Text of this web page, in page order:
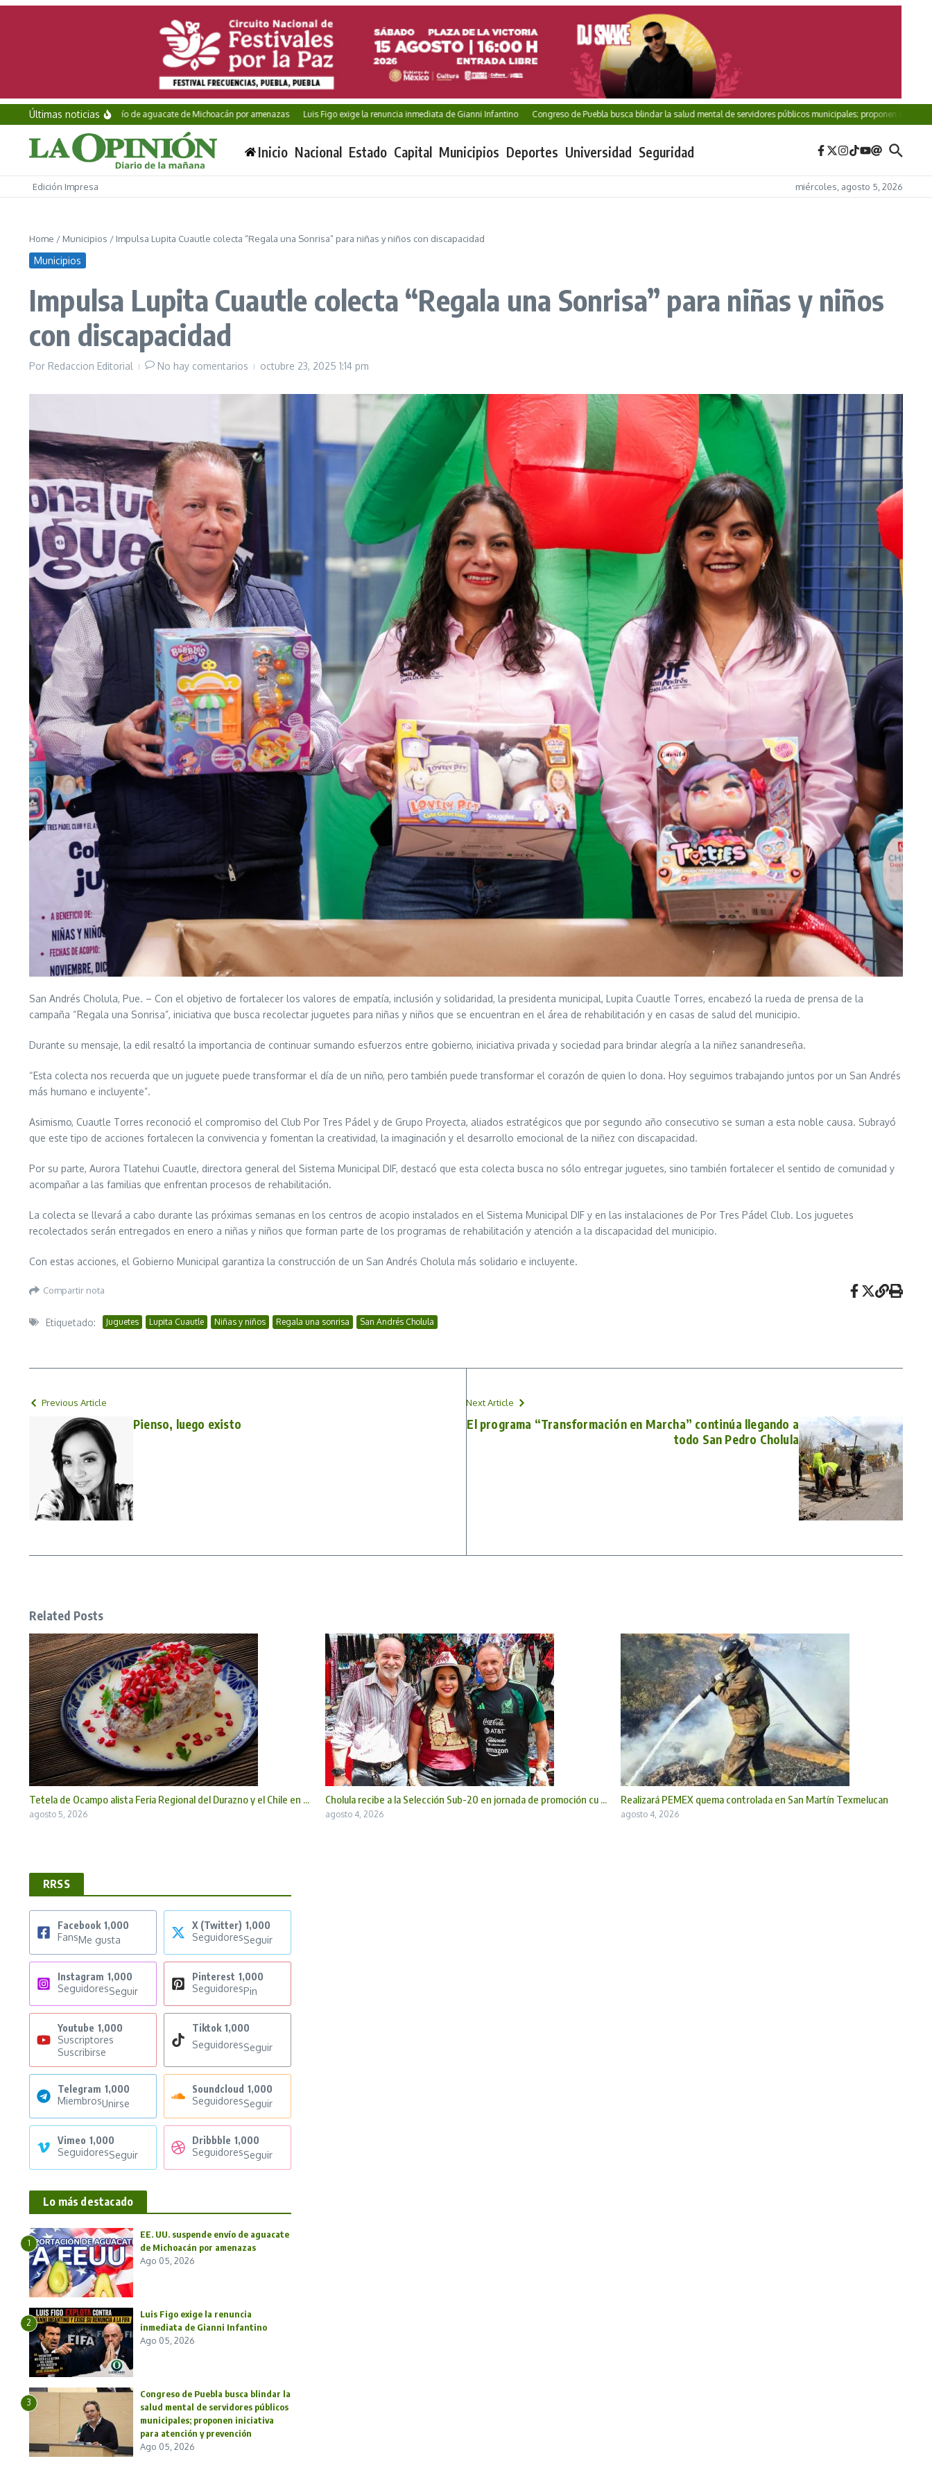
Saltar al contenido
Últimas noticias
EE. UU. suspende envío de aguacate de Michoacán por amenazas Luis Figo exige la renuncia inmediata de Gianni Infantino Congreso de Puebla busca blindar la salud mental de servidores públicos municipales; proponen iniciativa para
Inicio Nacional Estado Capital Municipios Deportes Universidad Seguridad
Edición Impresa miércoles, agosto 5, 2026
Home / Municipios / Impulsa Lupita Cuautle colecta “Regala una Sonrisa” para niñas y niños con discapacidad
Municipios
Impulsa Lupita Cuautle colecta “Regala una Sonrisa” para niñas y niños
con discapacidad
Por Redaccion Editorial No hay comentarios octubre 23, 2025 1:14 pm
San Andrés Cholula, Pue. – Con el objetivo de fortalecer los valores de empatía, inclusión y solidaridad, la presidenta municipal, Lupita Cuautle Torres, encabezó la rueda de prensa de la
campaña “Regala una Sonrisa”, iniciativa que busca recolectar juguetes para niñas y niños que se encuentran en el área de rehabilitación y en casas de salud del municipio.
Durante su mensaje, la edil resaltó la importancia de continuar sumando esfuerzos entre gobierno, iniciativa privada y sociedad para brindar alegría a la niñez sanandreseña.
“Esta colecta nos recuerda que un juguete puede transformar el día de un niño, pero también puede transformar el corazón de quien lo dona. Hoy seguimos trabajando juntos por un San Andrés
más humano e incluyente”.
Asimismo, Cuautle Torres reconoció el compromiso del Club Por Tres Pádel y de Grupo Proyecta, aliados estratégicos que por segundo año consecutivo se suman a esta noble causa. Subrayó
que este tipo de acciones fortalecen la convivencia y fomentan la creatividad, la imaginación y el desarrollo emocional de la niñez con discapacidad.
Por su parte, Aurora Tlatehui Cuautle, directora general del Sistema Municipal DIF, destacó que esta colecta busca no sólo entregar juguetes, sino también fortalecer el sentido de comunidad y
acompañar a las familias que enfrentan procesos de rehabilitación.
La colecta se llevará a cabo durante las próximas semanas en los centros de acopio instalados en el Sistema Municipal DIF y en las instalaciones de Por Tres Pádel Club. Los juguetes
recolectados serán entregados en enero a niñas y niños que forman parte de los programas de rehabilitación y atención a la discapacidad del municipio.
Con estas acciones, el Gobierno Municipal garantiza la construcción de un San Andrés Cholula más solidario e incluyente.
Compartir nota
Etiquetado: Juguetes Lupita Cuautle Niñas y niños Regala una sonrisa San Andrés Cholula
Previous Article
Pienso, luego existo
Next Article
El programa “Transformación en Marcha” continúa llegando a
todo San Pedro Cholula
Related Posts
Tetela de Ocampo alista Feria Regional del Durazno y el Chile en ...
agosto 5, 2026
Cholula recibe a la Selección Sub-20 en jornada de promoción cu ...
agosto 4, 2026
Realizará PEMEX quema controlada en San Martín Texmelucan
agosto 4, 2026
RRSS
Facebook 1,000
FansMe gusta
X (Twitter) 1,000
SeguidoresSeguir
Instagram 1,000
SeguidoresSeguir
Pinterest 1,000
SeguidoresPin
Youtube 1,000
Suscriptores
Suscribirse
Tiktok 1,000
SeguidoresSeguir
Telegram 1,000
MiembrosUnirse
Soundcloud 1,000
SeguidoresSeguir
Vimeo 1,000
SeguidoresSeguir
Dribbble 1,000
SeguidoresSeguir
Lo más destacado
1
EE. UU. suspende envío de aguacate
de Michoacán por amenazas
Ago 05, 2026
2
Luis Figo exige la renuncia
inmediata de Gianni Infantino
Ago 05, 2026
3
Congreso de Puebla busca blindar la
salud mental de servidores públicos
municipales; proponen iniciativa
para atención y prevención
Ago 05, 2026